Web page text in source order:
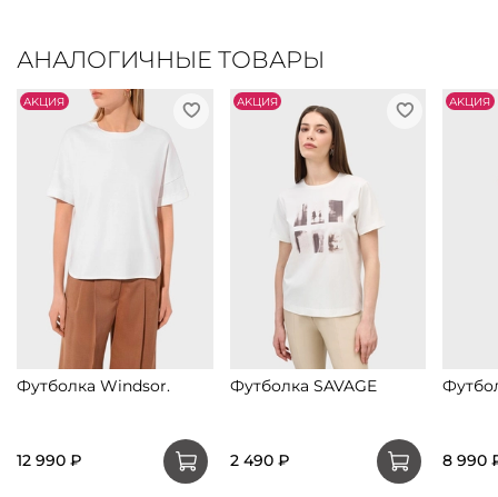
АНАЛОГИЧНЫЕ ТОВАРЫ
АKЦИЯ
Футболка Windsor.
12 990 ₽
АKЦИЯ
Футболка SAVAGE
2 490 ₽
АKЦИЯ
8 990